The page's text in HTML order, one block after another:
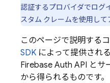
認証するプロバイダでログ
スタム クレームを使用して
このページで説明する
SDK によって提供され
Firebase Auth API とサ
から得られるものです。